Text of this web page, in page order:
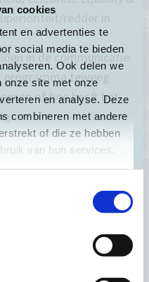
cookies
en advertenties te
social media te bieden
Ook delen we
onze site met onze
en analyse. Deze
combineren met andere
of die ze hebben
van hun services.
redder in
in de communicatie:
teweeg
of hoe heeft het
& verbinding met je
eigen organisatie,